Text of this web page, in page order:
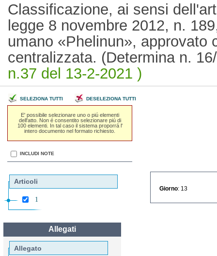
Classificazione, ai sensi
legge 8 novembre 2012, n.
umano «Phelinun», approvato
centralizzata. (Determina n.
n.37 del 13-2-2021 )
SELEZIONA TUTTI DESELEZIONA TUTTI
E' possibile selezionare uno o piú elementi
dell'atto. Non é consentito selezionare piú di
100 elementi. In tal caso il sistema proporrá l'
intero documento nel formato richiesto.
INCLUDI NOTE
Articoli
1
Allegati
Allegato
Giorno : 13